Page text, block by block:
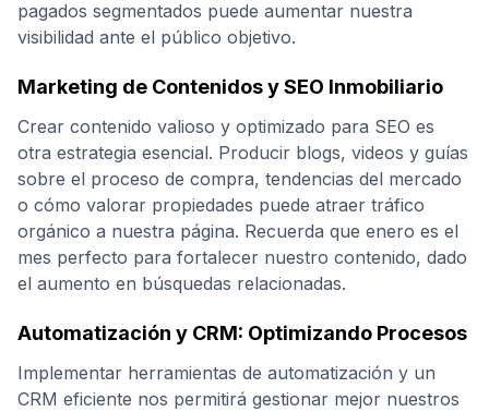
pagados segmentados puede aumentar nuestra
visibilidad ante el público objetivo.
Marketing de Contenidos y SEO Inmobiliario
Crear contenido valioso y optimizado para SEO es
otra estrategia esencial. Producir blogs, videos y guías
sobre el proceso de compra, tendencias del mercado
o cómo valorar propiedades puede atraer tráfico
orgánico a nuestra página. Recuerda que enero es el
mes perfecto para fortalecer nuestro contenido, dado
el aumento en búsquedas relacionadas.
Automatización y CRM: Optimizando Procesos
Implementar herramientas de automatización y un
CRM eficiente nos permitirá gestionar mejor nuestros